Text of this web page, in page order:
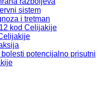
sistem
i tretman
kod Celijakije
potencijalno prisutni